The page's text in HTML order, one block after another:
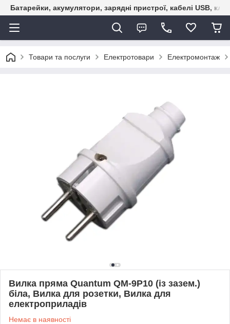
Батарейки, акумулятори, зарядні пристрої, кабелі USB,
Товари та послуги Електротовари Електромонтаж
Вилка пряма Quantum QM-9P10 (із зазем.)
біла, Вилка для розетки, Вилка для
електроприладів
Немає в наявності